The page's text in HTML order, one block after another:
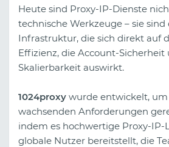
Heute sind Proxy-IP-Dienste
technische Werkzeuge – sie
Infrastruktur, die sich direkt auf
Effizienz, die Account-Sicherheit
Skalierbarkeit auswirkt.
1024proxy wurde entwickelt, um
wachsenden Anforderungen
indem es hochwertige Proxy-IP-
globale Nutzer bereitstellt, die